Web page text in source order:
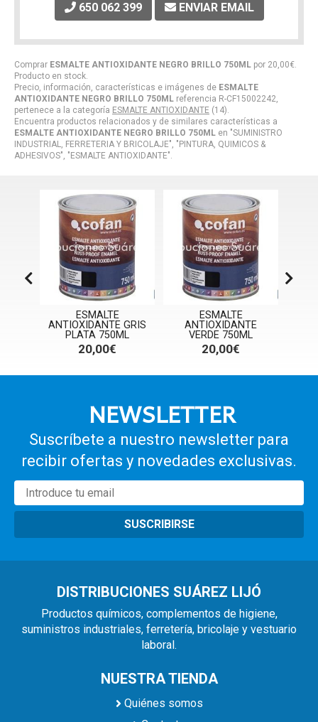
Comprar ESMALTE ANTIOXIDANTE NEGRO BRILLO 750ML por 20,00€.
Producto en stock.
Precio, información, características e imágenes de ESMALTE
ANTIOXIDANTE NEGRO BRILLO 750ML referencia R-CF15002242,
pertenece a la categoría ESMALTE ANTIOXIDANTE (14).
Encuentra productos relacionados y de similares características a
ESMALTE ANTIOXIDANTE NEGRO BRILLO 750ML en "SUMINISTRO
INDUSTRIAL, FERRETERIA Y BRICOLAJE", "PINTURA, QUIMICOS &
ADHESIVOS", "ESMALTE ANTIOXIDANTE".
650 062 399 ENVIAR EMAIL
ESMALTE
ANTIOXIDANTE GRIS
PLATA 750ML
20,00€
ESMALTE
ANTIOXIDANTE
VERDE 750ML
20,00€
NEWSLETTER
Suscríbete a nuestro newsletter para
recibir ofertas y novedades exclusivas.
SUSCRIBIRSE
DISTRIBUCIONES SUÁREZ LIJÓ
Productos químicos, complementos de higiene,
suministros industriales, ferretería, bricolaje y vestuario
laboral.
NUESTRA TIENDA
Quiénes somos